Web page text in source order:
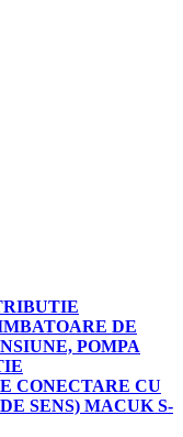
DE
POMPA
CONECTARE CU
SENS) MACUK S-